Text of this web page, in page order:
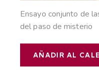
Ensayo conjunto de
del paso de misterio
AÑADIR AL